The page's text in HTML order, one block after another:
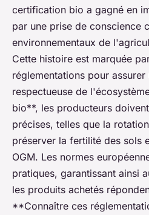
certification bio a gagné en
par une prise de conscience
environnementaux de
Cette histoire est marquée
réglementations pour
respectueuse de
bio**, les producteurs
précises, telles que la
préserver la fertilité des sols
OGM. Les normes
pratiques, garantissant ainsi
les produits achetés
**Connaître ces